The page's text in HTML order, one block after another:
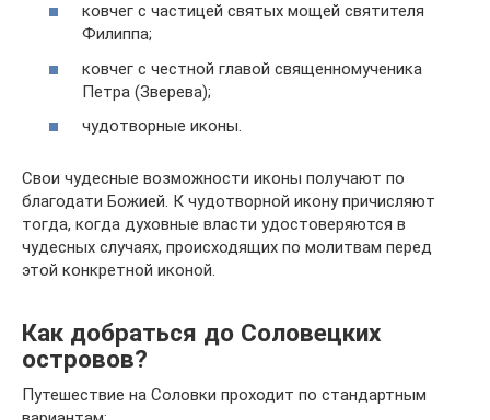
ковчег с частицей святых мощей святителя
Филиппа;
ковчег с честной главой священномученика
Петра (Зверева);
чудотворные иконы.
Свои чудесные возможности иконы получают по
благодати Божией. К чудотворной икону причисляют
тогда, когда духовные власти удостоверяются в
чудесных случаях, происходящих по молитвам перед
этой конкретной иконой.
Как добраться до Соловецких
островов?
Путешествие на Соловки проходит по стандартным